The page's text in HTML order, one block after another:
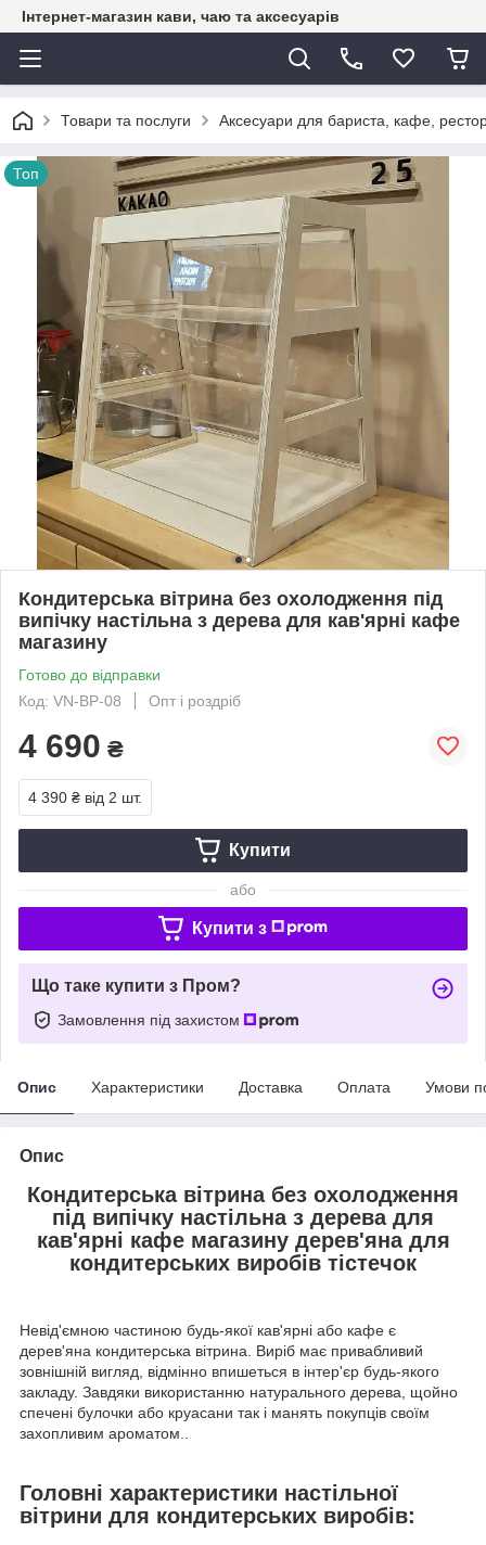
Інтернет-магазин кави, чаю та аксесуарів
Товари та послуги Аксесуари для бариста, кафе,
Топ
Кондитерська вітрина без охолодження під
випічку настільна з дерева для кав'ярні кафе
магазину
Готово до відправки
Код: VN-BP-08
Опт і роздріб
4 690 ₴
4 390 ₴ від 2 шт.
Купити
або
Купити з
Що таке купити з Пром?
Замовлення під захистом
Опис Характеристики Доставка Оплата Умови
Опис
Кондитерська вітрина без охолодження
під випічку настільна з дерева для
кав'ярні кафе магазину дерев'яна для
кондитерських виробів тістечок
Невід'ємною частиною будь-якої кав'ярні або кафе є
дерев'яна кондитерська вітрина. Виріб має привабливий
зовнішній вигляд, відмінно впишеться в інтер'єр будь-якого
закладу. Завдяки використанню натурального дерева, щойно
спечені булочки або круасани так і манять покупців своїм
захопливим ароматом..
Головні характеристики настільної
вітрини для кондитерських виробів: